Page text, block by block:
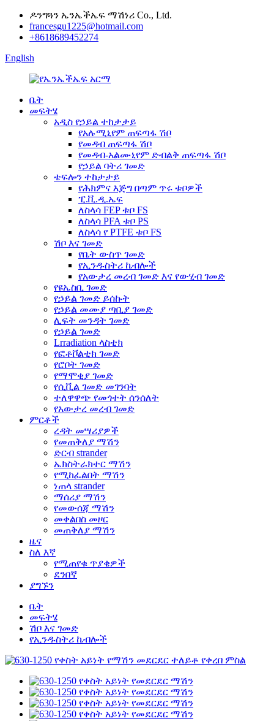
ዶንግጓን ኤንኤችኤፍ ማሽነሪ Co., Ltd.
francesgu1225@hotmail.com
+8618689452274
English
ቤት
መፍትሄ
አዲስ የኃይል ተከታታይ
የአሉሚኒየም ጠፍጣፋ ሽቦ
የመዳብ ጠፍጣፋ ሽቦ
የመዳብ-አልሙኒየም ድብልቅ ጠፍጣፋ ሽቦ
የኃይል ባትሪ ገመድ
ቴፍሎን ተከታታይ
የሕክምና እጅግ በጣም ጥሩ ቱቦዎች
ፒ.ቪ.ዲ.ኤፍ
ለስላሳ FEP ቱቦ FS
ለስላሳ PFA ቱቦ PS
ለስላሳ የ PTFE ቱቦ FS
ሽቦ እና ገመድ
የቤት ውስጥ ገመድ
የኢንዱስትሪ ኬብሎች
የአውታረ መረብ ገመድ እና የውሂብ ገመድ
የዩኤስቢ ገመድ
የኃይል ገመድ ይሰኩት
የኃይል መሙያ ጣቢያ ገመድ
ሊፍት መንዳት ገመድ
የኃይል ገመድ
Lrradiation ላስቲክ
የፎቶቮልቲክ ገመድ
የሮቦት ገመድ
የማሞቂያ ገመድ
የሲቪል ገመድ መገንባት
ተለዋዋጭ የመጎተት ሰንሰለት
የአውታረ መረብ ገመድ
ምርቶች
ረዳት መሣሪያዎች
የመጠቅለያ ማሽን
ድርብ strander
ኤክስትራክተር ማሽን
የሚከፈልበት ማሽን
ነጠላ strander
ማሰሪያ ማሽን
የመውሰጃ ማሽን
መቀልበስ መዞር
መጠቅለያ ማሽን
ዜና
ስለ እኛ
የሚጠየቁ ጥያቄዎች
ደንበኛ
ያግኙን
ቤት
መፍትሄ
ሽቦ እና ገመድ
የኢንዱስትሪ ኬብሎች